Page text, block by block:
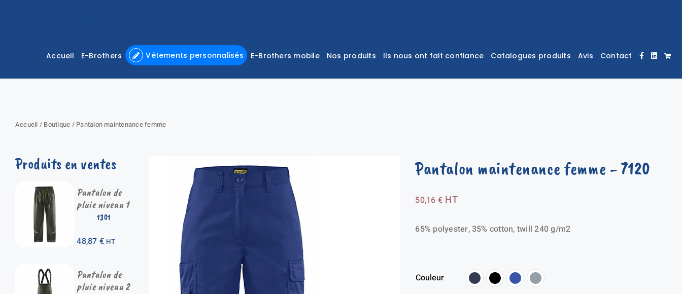
Accueil E-Brothers Vêtements personnalisés E-Brothers mobile Nos produits Ils nous ont fait confiance Catalogues produits Avis Contact
Accueil / Boutique / Pantalon maintenance femme
Produits en ventes
1301
Pantalon de
pluie niveau 1
48,87 € HT
Pantalon de
pluie niveau 2
Pantalon maintenance femme - 7120
50,16 € HT
65% polyester, 35% cotton, twill 240 g/m2
Couleur